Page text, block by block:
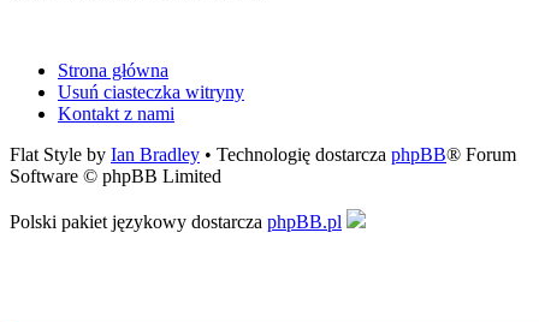
Strona główna
Usuń ciasteczka witryny
Kontakt z nami
Flat Style by Ian Bradley • Technologię dostarcza phpBB® Forum
Software © phpBB Limited
Polski pakiet językowy dostarcza phpBB.pl